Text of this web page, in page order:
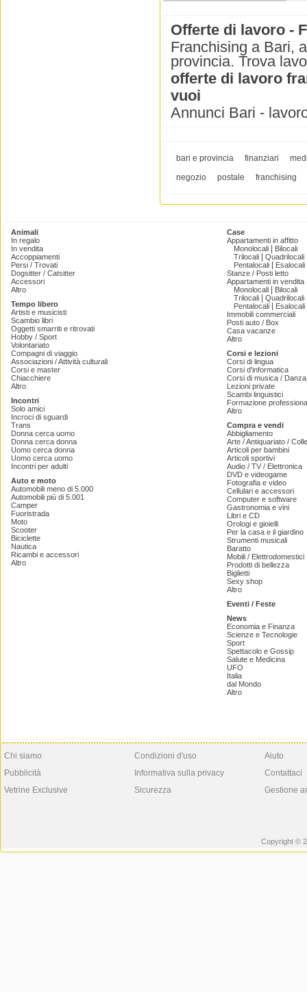
Offerte di lavoro -
Franchising a Bari,
provincia. Trova
offerte di lavoro
vuoi
Annunci Bari -
bari e provincia finanziari
negozio
postale franchising
Animali
In regalo
In vendita
Accoppiamenti
Persi / Trovati
Dogsitter / Catsitter
Accessori
Altro
Tempo libero
Artisti e musicisti
Scambio libri
Oggetti smarriti e ritrovati
Hobby / Sport
Volontariato
Compagni di viaggio
Associazioni / Attività culturali
Corsi e master
Chiacchiere
Altro
Incontri
Solo amici
Incroci di sguardi
Trans
Donna cerca uomo
Donna cerca donna
Uomo cerca donna
Uomo cerca uomo
Incontri per adulti
Auto e moto
Automobili meno di 5.000
Automobili più di 5.001
Camper
Fuoristrada
Moto
Scooter
Biciclette
Nautica
Ricambi e accessori
Altro
Case
Appartamenti in affitto
Monolocali
Bilocali
Trilocali
Quadrilocali
Pentalocali
Esalocali
Stanze / Posti letto
Appartamenti in vendita
Monolocali
Bilocali
Trilocali
Quadrilocali
Pentalocali
Esalocali
Immobili commerciali
Posti auto / Box
Casa vacanze
Altro
Corsi e lezioni
Corsi di lingua
Corsi d'informatica
Corsi di musica /
Lezioni private
Scambi linguistici
Formazione
Altro
Compra e vendi
Abbigliamento
Arte / Antiquariato /
Articoli per bambini
Articoli sportivi
Audio / TV / Elettronica
DVD e videogame
Fotografia e video
Cellulari e accessori
Computer e software
Gastronomia e vini
Libri e CD
Orologi e gioielli
Per la casa e il giardino
Strumenti musicali
Baratto
Mobili / Elettrodomestici
Prodotti di bellezza
Biglietti
Sexy shop
Altro
Eventi / Feste
News
Economia e Finanza
Scienze e Tecnologie
Sport
Spettacolo e Gossip
Salute e Medicina
UFO
Italia
dal Mondo
Altro
Chi siamo
Pubblicità
Vetrine Exclusive
Condizioni d'uso
Informativa sulla privacy
Sicurezza
Aiuto
Contattaci
Gestione
Copyright ©